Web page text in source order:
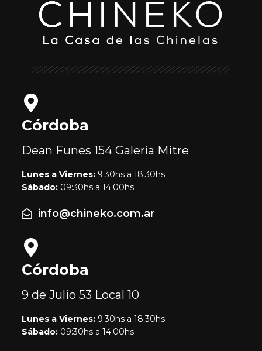
Córdoba
Dean Funes 154Galería Mitre
Lunes a Viernes: 9:30hs a 18:30hs
Sábado: 09:30hs a 14:00hs
info@chineko.com.ar
Córdoba
9 de Julio 53 Local 10
Lunes a Viernes: 9:30hs a 18:30hs
Sábado: 09:30hs a 14:00hs